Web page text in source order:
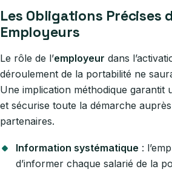
Les Obligations Précises
Employeurs
Le rôle de l’employeur dans
déroulement de la portabilité ne
Une implication méthodique garantit
et sécurise toute la démarche
partenaires.
Information systématique :
d’informer chaque salarié de la